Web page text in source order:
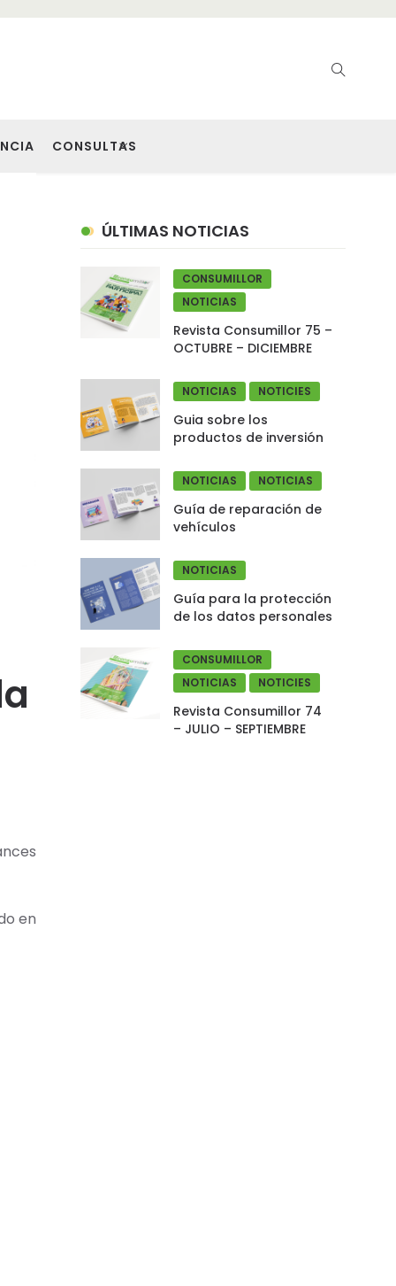
CONSULTAS
en
ÚLTIMAS NOTICIAS
CONSUMILLOR
NOTICIAS
Revista Consumillor 75 –
OCTUBRE – DICIEMBRE
NOTICIAS NOTICIES
Guia sobre los
productos de inversión
NOTICIAS NOTICIAS
Guía de reparación de
vehículos
NOTICIAS
Guía para la protección
de los datos personales
CONSUMILLOR
NOTICIAS
NOTICIES
Revista Consumillor 74
– JULIO – SEPTIEMBRE